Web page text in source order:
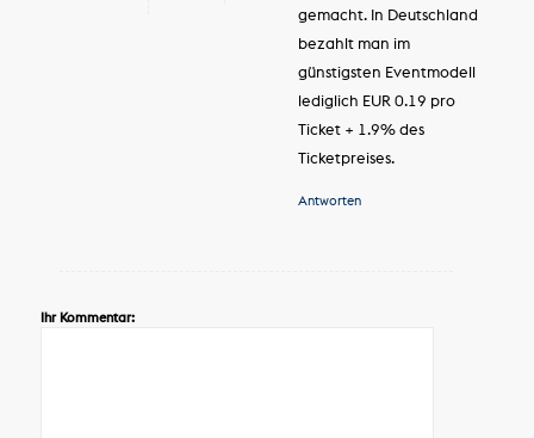
gemacht. In Deutschland
bezahlt man im
günstigsten Eventmodell
lediglich EUR 0.19 pro
Ticket + 1.9% des
Ticketpreises.
Antworten
Ihr Kommentar: